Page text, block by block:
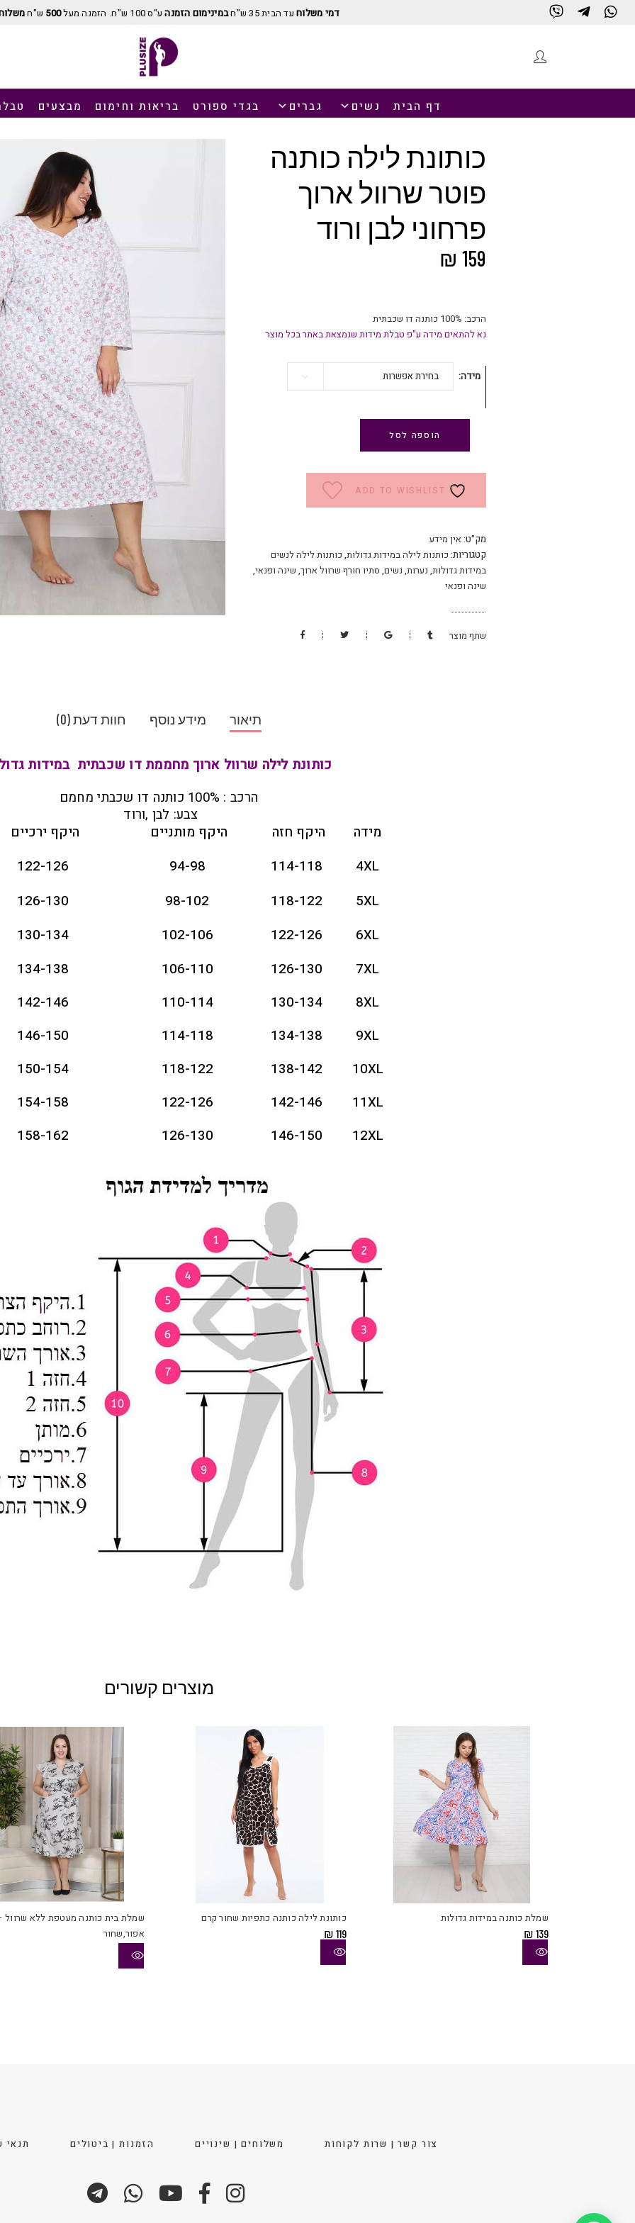
דמי משלוחעד הבית 35 ש"ח במינימום הזמנהע"ס 100 ש"ח. הזמנה מעל 500 ש"ח
דף הבית נשים גברים בגדי ספורט בריאות וחימום מבצעים
חנות
כותונת לילה כותנה
פוטר שרוול ארוך
פרחוני לבן ורוד
₪ 159
הרכב: 100% כותנה דו שכבתית
נא להתאים מידה ע"פ טבלת מידות שנמצאת באתר בכל מוצר
מידה בחירת אפשרות
הוספה לסל
ADD TO WISHLIST
מק"ט: אין מידע
קטגוריות: כותנות לילה במידות גדולות, כותנות לילה לנשים
במידות גדולות, נערות, נשים, סתיו חורף שרוול ארוך, שינה ופנאי,
שינה ופנאי
שתף מוצר
תיאור מידע נוסף חוות דעת (0)
כותונת לילה שרוול ארוך מחממת דו שכבתית במידות
הרכב : 100% כותנה דו שכבתי מחמם
צבע: לבן ,ורוד
מידה
היקף חזה היקף מותניים
היקף ירכיים
4XL
114-118
94-98
122-126
5XL
118-122
98-102
126-130
6XL
122-126
102-106
130-134
7XL
126-130
106-110
134-138
8XL
130-134
110-114
142-146
9XL
134-138
114-118
146-150
10XL
138-142
118-122
150-154
11XL
142-146
122-126
154-158
12XL
146-150
126-130
158-162
מוצרים קשורים
שמלת בית כותנה מעטפת ללא שרוול
אפור,שחור
מספר
סוגים.
ניתן
לבחור
כותונת לילה כותנה כתפיות שחור קרם
₪ 119
מספר
סוגים.
ניתן
שמלת כותנה במידות גדולות
₪ 139
צור קשר | שרות לקוחות משלוחים | שינויים הזמנות | ביטולים תנאי